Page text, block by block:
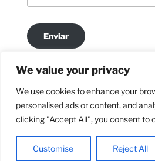
We value your privacy
We use cookies to enhance your
personalised ads or content, and
clicking "Accept All", you consent to
Customise Reject All
Enviar
FacebookGoogle
Privacy Policy Criado com
website, you agree to their use.
To find out more, including how to